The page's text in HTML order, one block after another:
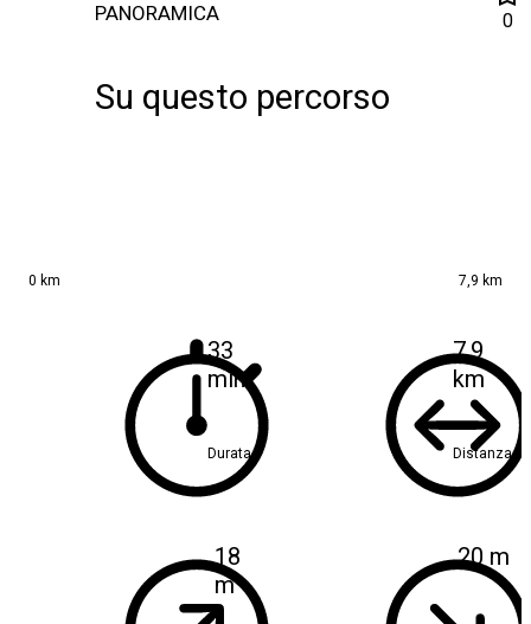
PANORAMICA
Su questo percorso
0
0 km 7,9 km
33
min
Durata
7,9
km
Distanza
18
m
20 m